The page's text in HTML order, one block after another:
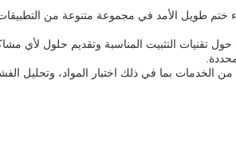
ختم طويل الأمد في مجموعة متنوعة من
تقنيات التثبيت المناسبة وتقديم حلول لأي
من الخدمات بما في ذلك اختبار المواد، وتحليل